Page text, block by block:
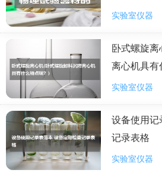
温度计2类，标准温度计的精度高
温度计。实用温度计是指所供实际
有实验用温度计、工业温度计、
等。
1、应选择适合测量范围的温
温度计。
2、测液体温度时，温度计的
中，但不得接触容器壁，测蒸汽温
上，测蒸馏馏分温度时，玻璃泡应
实验室仪器
卧式螺旋
离心机具
实验室仪器
设备使用
记录表格
实验室仪器